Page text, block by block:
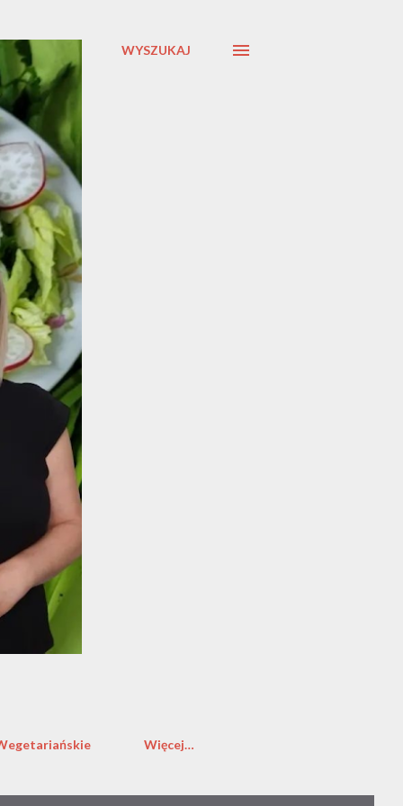
WYSZUKAJ
Więcej…